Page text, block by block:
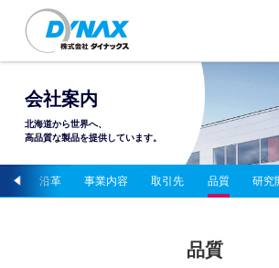
会社案内
北海道から世界へ、
高品質な製品を提供しています。
ク 沿革 事業内容 取引先 品質 研究
品質